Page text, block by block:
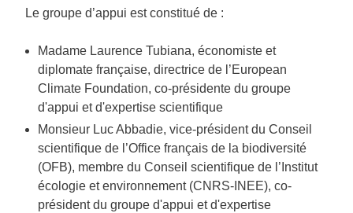
Le groupe d’appui est constitué de :
Madame Laurence Tubiana, économiste et
diplomate française, directrice de l’European
Climate Foundation, co-présidente du groupe
d'appui et d'expertise scientifique
Monsieur Luc Abbadie, vice-président du Conseil
scientifique de l’Office français de la biodiversité
(OFB), membre du Conseil scientifique de l’Institut
écologie et environnement (CNRS-INEE), co-
président du groupe d'appui et d'expertise